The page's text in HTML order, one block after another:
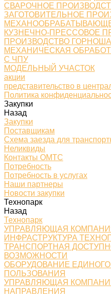
СВАРОЧНОЕ
ЗАГОТОВИТЕЛЬНОЕ
КУЗНЕЧНО-ПРЕССОВОЕ
ПРОИЗВОДСТВО
МЕХАНИЧЕСКАЯ
С ЧПУ
МОДЕЛЬНЫЙ УЧАСТОК
акции
представительство в
Политика
Закупки
Назад
Закупки
Поставщикам
Схема заезда для
Неликвиды
Контакты ОМТС
Потребность
Потребность в услугах
Наши партнеры
Новости закупки
Технопарк
Назад
Технопарк
УПРАВЛЯЮЩАЯ
ИНФРАСТРУКТУРА
ТРАНСПОРТНАЯ
ВОЗМОЖНОСТИ
ОБОРУДОВАНИЕ
ПОЛЬЗОВАНИЯ
УПРАВЛЯЮЩАЯ
НАПРАВЛЕНИЯ